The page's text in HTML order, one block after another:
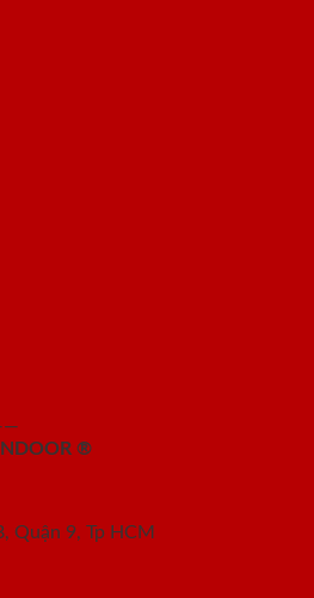
®
Quận 9, Tp HCM